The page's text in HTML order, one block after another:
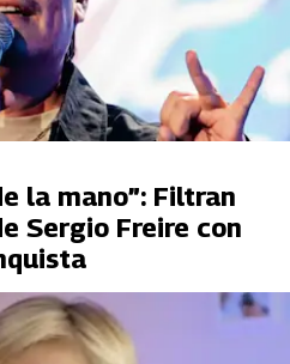
la mano”: Filtran
Sergio Freire con